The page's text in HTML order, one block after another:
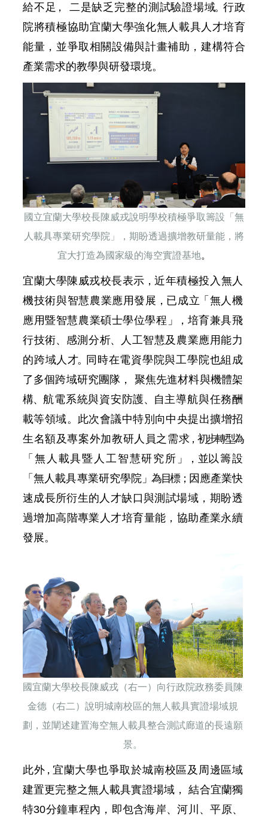
給不 足 ， 二是缺乏完整的測試驗證場域。行政
院將積極協助宜蘭大學強化無 人 載具人才培育
能量，並爭取相關設備與計畫補助，建構符合
產業需求的教學與研發環境。
國立宜蘭大學校長陳威戎說明學校積極爭取籌設「無
人載具專業研究學院」，期盼透過擴增教研量能，將
宜大打造為國家級的海空實證基地。
宜蘭大學陳威戎校長表示，近年積極投入無人
機技術與智慧農業應用發 展， 已 成立「無人機
應用暨智慧農業碩士學位學程 」 ， 培育兼具飛
行技術、 感測分析、
人工智慧及農業應用能力
的跨域人 才。 同時在電資學院與工學院也組成
了多個跨域研究團隊， 聚焦先進材料與機體架
構、航電系統與資安防護、
自主導航與任務酬
載等領域。 此次會議中特別向中央提出擴增招
生名額及專案外加教研人員之需求，初步轉型為
「無人載具暨人工智慧研究所 」，並以籌設
「無人載具專業研究學院 」為目標； 因應產業快
速成長所衍生的 人才缺口與測試場域，期盼透
過增加高階專業人才培育量能，協助產業永續
發展。
國宜蘭大學校長陳威戎（右一）向行政院政務委員陳
金德（右二）說明城南校區的無人載具實證場域規
劃，並闡述建置海空無人載具整合測試廊道的長遠願
景。
此外， 宜蘭大學也爭取於城南校區及周邊區域
建置更完整之無人載具實證場域， 結合宜蘭獨
特30分鐘車程內，即包含海岸、河川、平原、